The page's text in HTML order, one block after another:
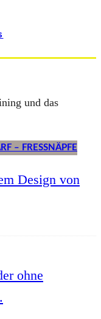
und das
Design von
ohne